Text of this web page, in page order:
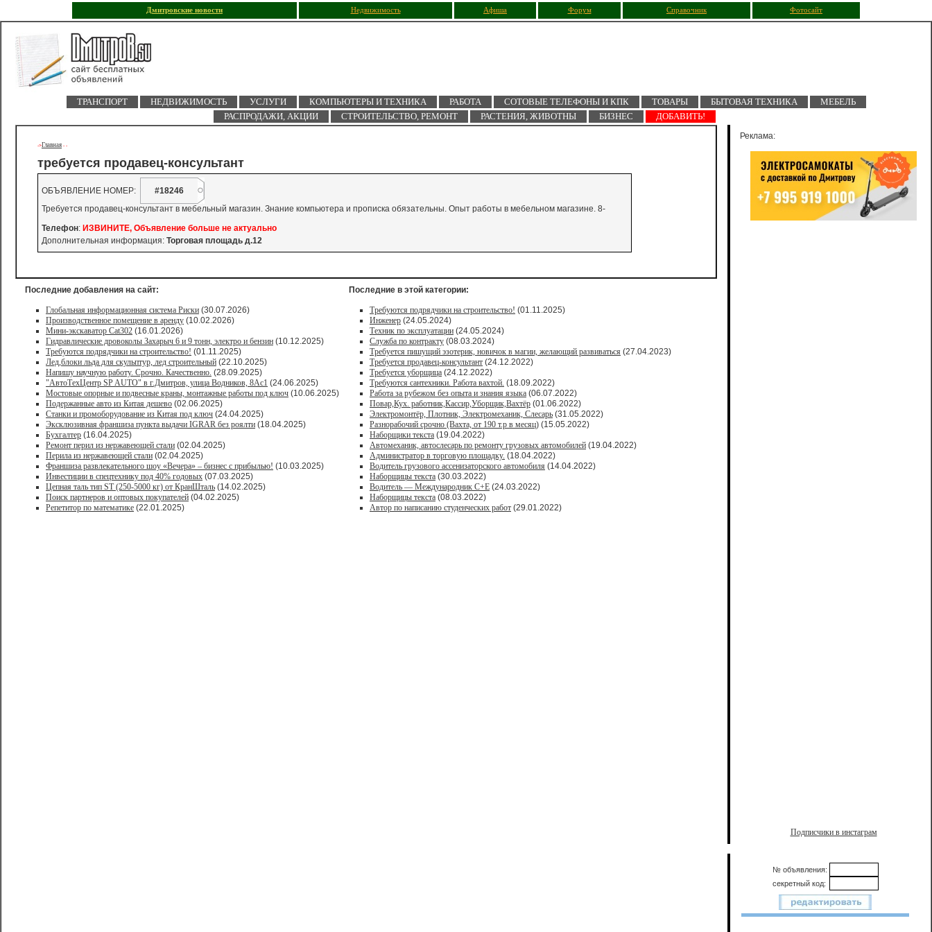
Дмитровские новости Недвижимость Афиша Форум Справочник Фотосайт
ТРАНСПОРТ НЕДВИЖИМОСТЬ УСЛУГИ КОМПЬЮТЕРЫ И ТЕХНИКА РАБОТА СОТОВЫЕ ТЕЛЕФОНЫ И КПК ТОВАРЫ БЫТОВАЯ ТЕХНИКА
МЕБЕЛЬ
РАСПРОДАЖИ, АКЦИИ
СТРОИТЕЛЬСТВО, РЕМОНТ РАСТЕНИЯ, ЖИВОТНЫ БИЗНЕС ДОБАВИТЬ!
->Главная - -
требуется продавец-консультант
ОБЪЯВЛЕНИЕ НОМЕР:
#18246
Требуется продавец-консультант в мебельный магазин. Знание компьютера и прописка обязательны. Опыт работы в мебельном магазине. 8-
Телефон: ИЗВИНИТЕ, Объявление больше не актуально
Дополнительная информация: Торговая площадь д.12
Последние добавления на сайт:
Глобальная информационная система Риски (30.07.2026)
Производственное помещение в аренду (10.02.2026)
Мини-экскаватор Cat302 (16.01.2026)
Гидравлические дровоколы Захарыч 6 и 9 тонн, электро и бензин (10.12.2025)
Требуются подрядчики на строительство! (01.11.2025)
Лед,блоки льда для скульптур, лед строительный (22.10.2025)
Напишу научную работу. Срочно. Качественно. (28.09.2025)
"АвтоТехЦентр SP AUTO" в г.Дмитров, улица Водников, 8Ас1 (24.06.2025)
Мостовые опорные и подвесные краны, монтажные работы под ключ (10.06.2025)
Подержанные авто из Китая дешево (02.06.2025)
Станки и промоборудование из Китая под ключ (24.04.2025)
Эксклюзивная франшиза пункта выдачи IGRAR без роялти (18.04.2025)
Бухгалтер (16.04.2025)
Ремонт перил из нержавеющей стали (02.04.2025)
Перила из нержавеющей стали (02.04.2025)
Франшиза развлекательного шоу «Вечера» – бизнес с прибылью! (10.03.2025)
Инвестиции в спецтехнику под 40% годовых (07.03.2025)
Цепная таль тип ST (250-5000 кг) от КранШталь (14.02.2025)
Поиск партнеров и оптовых покупателей (04.02.2025)
Репетитор по математике (22.01.2025)
Последние в этой категории:
Требуются подрядчики на строительство! (01.11.2025)
Инженер (24.05.2024)
Техник по эксплуатации (24.05.2024)
Служба по контракту (08.03.2024)
Требуется пишущий эзотерик, новичок в магии, желающий развиваться (27.04.2023)
Требуется продавец-консультант (24.12.2022)
Требуется уборщица (24.12.2022)
Требуются сантехники. Работа вахтой. (18.09.2022)
Работа за рубежом без опыта и знания языка (06.07.2022)
Повар,Кух. работник,Кассир,Уборщик,Вахтёр (01.06.2022)
Электромонтёр, Плотник, Электромеханик, Слесарь (31.05.2022)
Paзнoрабочий cрочно (Вахта, от 190 т.р в месяц) (15.05.2022)
Наборщики текста (19.04.2022)
Автомеханик, автослесарь по ремонту грузовых автомобилей (19.04.2022)
Администратор в торговую площадку. (18.04.2022)
Водитель грузового ассенизаторского автомобиля (14.04.2022)
Наборщицы текста (30.03.2022)
Водитель — Международник С+Е (24.03.2022)
Наборщицы текста (08.03.2022)
Автор по написанию студенческих работ (29.01.2022)
Реклама:
Подписчики в инстаграм
№ объявления:
секретный код: